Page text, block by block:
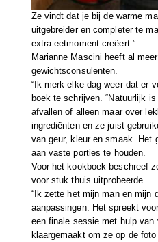
Ze vindt dat je bij de warme
uitgebreider en completer te
extra eetmoment creëert.”
Marianne Mascini heeft al
gewichtsconsulenten.
“Ik merk elke dag weer dat er
boek te schrijven. “Natuurlijk
afvallen of alleen maar over
ingrediënten en ze juist
van geur, kleur en smaak. Het
aan vaste porties te houden.
Voor het kookboek beschreef
voor stuk thuis uitprobeerde.
“Ik zette het mijn man en mijn
aanpassingen. Het spreekt
een finale sessie met hulp van
klaargemaakt om ze op de